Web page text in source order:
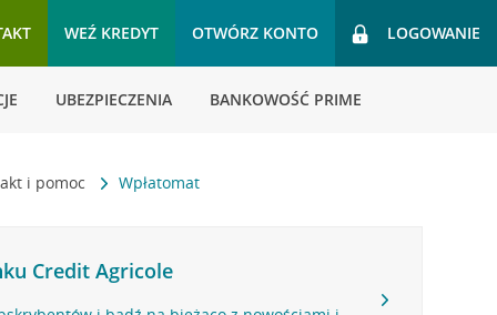
WEŹ KREDYT OTWÓRZ KONTO LOGOWANIE
UBEZPIECZENIA BANKOWOŚĆ PRIME
i pomoc Wpłatomat
Credit Agricole